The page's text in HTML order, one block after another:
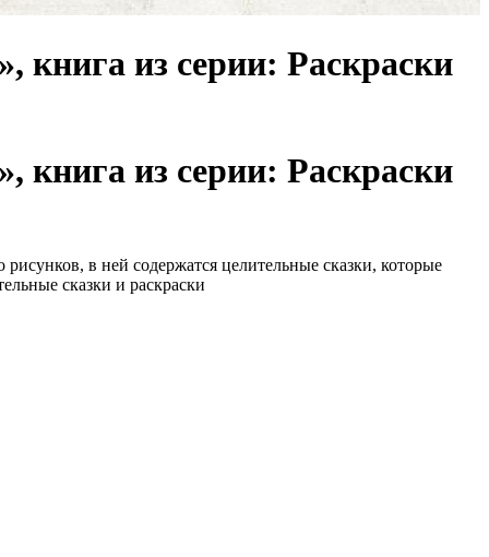
книга из серии: Раскраски
книга из серии: Раскраски
в ней содержатся целительные сказки, которые
сказки и раскраски